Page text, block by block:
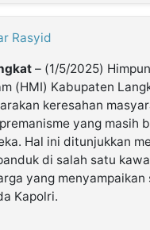
Rasyid
– (1/5/2025)
(HMI) Kabupaten
keresahan
yang masih
Hal ini ditunjukkan
di salah satu
yang menyampaikan
Kapolri.